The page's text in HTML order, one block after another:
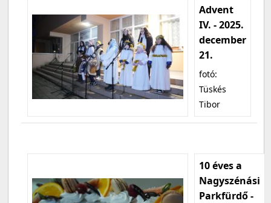
Advent
IV. - 2025.
december
21.
fotó:
Tüskés
Tibor
10 éves a
Nagyszénási
Parkfürdő -